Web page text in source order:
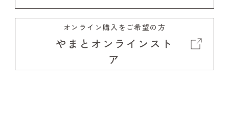
オンライン購入をご希望の方
やまとオンラインスト
ア